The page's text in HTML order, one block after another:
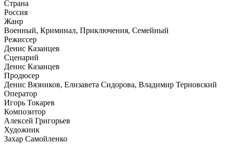
Страна
Россия
Жанр
Военный, Криминал, Приключения, Семейный
Режиссер
Денис Казанцев
Сценарий
Денис Казанцев
Продюсер
Денис Вязников, Елизавета Сидорова, Владимир Терновский
Оператор
Игорь Токарев
Композитор
Алексей Григорьев
Художник
Захар Самойленко